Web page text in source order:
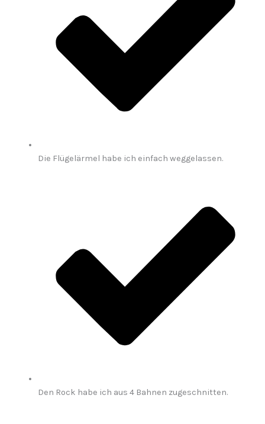
Die Flügelärmel habe ich einfach weggelassen.
Den Rock habe ich aus 4 Bahnen zugeschnitten.